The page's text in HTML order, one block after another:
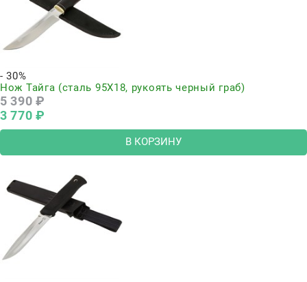
- 30%
Нож Тайга (сталь 95Х18, рукоять черный граб)
5 390 ₽
3 770 ₽
В КОРЗИНУ